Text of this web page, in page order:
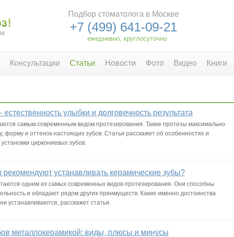
Подбор стоматолога в Москве
+7 (499) 641-09-21
ежедневно, круглосуточно
Консультации Статьи Новости Фото Видео Книги
улыбки и долговечность результата
самым современным видом протезирования. Такие протезы максимально
форму и оттенок настоящих зубов. Статья расскажет об особенностях и
циркониевых зубов.
рекомендуют устанавливать керамические зубы?
одним из самых современных видов протезирования. Они способны
и обладают рядом других преимуществ. Какие именно достоинства
устанавливаются, расскажет статья.
металлокерамикой: виды, плюсы и минусы